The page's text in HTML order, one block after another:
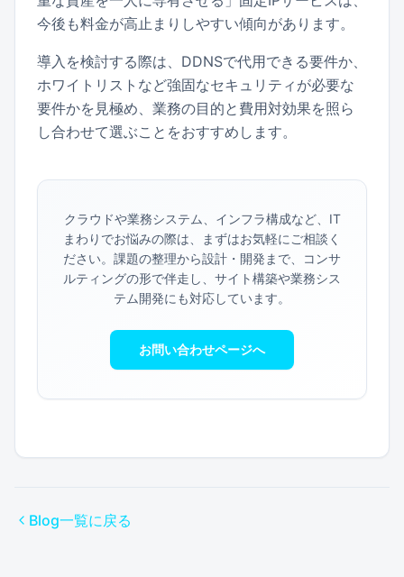
今後も料金が高止まりしやすい傾向があります。
導入を検討する際は、DDNSで代用できる要件か、
ホワイトリストなど強固なセキュリティが必要な
要件かを見極め、業務の目的と費用対効果を照ら
し合わせて選ぶことをおすすめします。
クラウドや業務システム、インフラ構成など、IT
まわりでお悩みの際は、まずはお気軽にご相談く
ださい。 課題の整理から設計・開発まで、コンサ
ルティングの形で伴走し、サイト構築や業務シス
テム開発にも対応しています。
お問い合わせページへ
Blog一覧に戻る